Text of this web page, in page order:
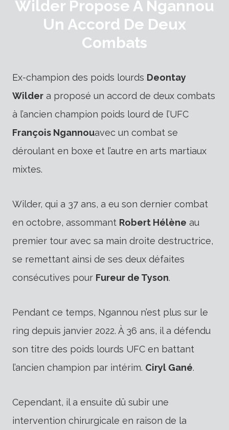
Wilder Propose À Ngannou
Un Accord De Deux
Combats
Ex-champion des poids lourds Deontay
Wilder a proposé un accord de deux combats
à l’ancien champion poids lourd de l’UFC
François Ngannouavec un combat se
déroulant en boxe et l’autre en arts martiaux
mixtes.
Wilder, qui a 37 ans, a eu son dernier combat
en octobre, assommant Robert Hélène au
premier tour avec sa main droite destructrice,
se remettant ainsi de ses deux défaites
consécutives pour Fureur de Tyson.
Pendant ce temps, Ngannou n’est plus sur le
ring depuis janvier 2022. À 36 ans, il a défendu
son titre des poids lourds UFC en battant
l’ancien champion par intérim. Ciryl Gané.
Cependant, il a ensuite dû subir une
intervention chirurgicale en raison de la